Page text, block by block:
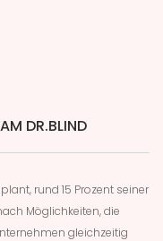
DR.BLIND
rund 15 Prozent seiner
Möglichkeiten, die
gleichzeitig